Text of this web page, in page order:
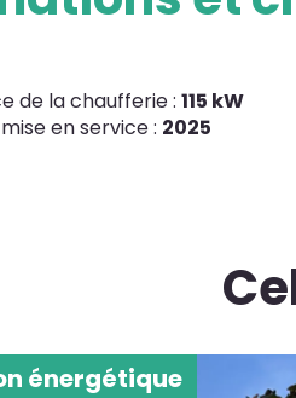
de la chaufferie : 115 kW
en service : 2025
énergétique